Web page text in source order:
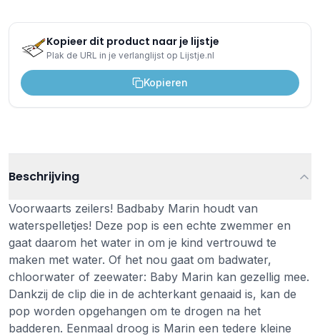
Kopieer dit product naar je lijstje
Plak de URL in je verlanglijst op Lijstje.nl
Kopieren
Beschrijving
Voorwaarts zeilers! Badbaby Marin houdt van
waterspelletjes! Deze pop is een echte zwemmer en
gaat daarom het water in om je kind vertrouwd te
maken met water. Of het nou gaat om badwater,
chloorwater of zeewater: Baby Marin kan gezellig mee.
Dankzij de clip die in de achterkant genaaid is, kan de
pop worden opgehangen om te drogen na het
badderen. Eenmaal droog is Marin een tedere kleine